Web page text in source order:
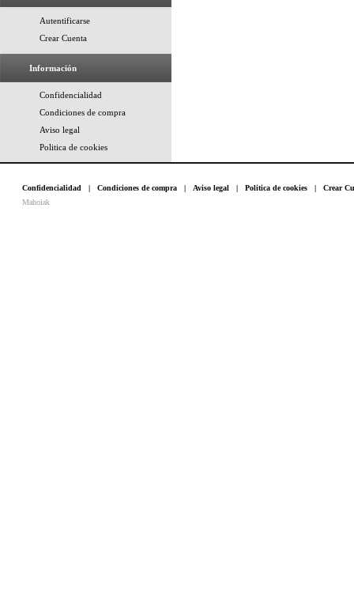
Autentificarse
Crear Cuenta
Información
Confidencialidad
Condiciones de compra
Aviso legal
Politica de cookies
Confidencialidad | Condiciones de compra | Aviso legal | Politica de cookies | Crear
Mahoiak